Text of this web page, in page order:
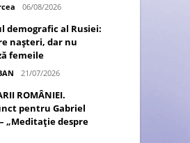
în U.E.
06/08/2026
demografic al Rusiei:
nașteri, dar nu
femeile
21/07/2026
ROMÂNIEI.
pentru Gabriel
„Meditație despre